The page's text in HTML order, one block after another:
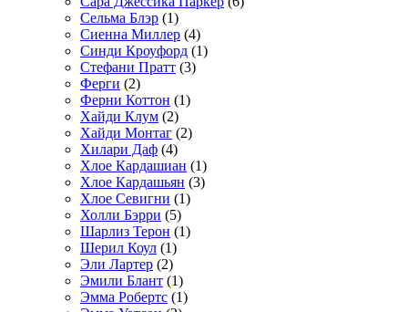
Сельма Блэр (1)
Сиенна Миллер (4)
Синди Кроуфорд (1)
Стефани Пратт (3)
Ферги (2)
Ферни Коттон (1)
Хайди Клум (2)
Хайди Монтаг (2)
Хилари Даф (4)
Хлое Кардашиан (1)
Хлое Кардашьян (3)
Хлое Севигни (1)
Холли Бэрри (5)
Шарлиз Терон (1)
Шерил Коул (1)
Эли Лартер (2)
Эмили Блант (1)
Эмма Робертс (1)